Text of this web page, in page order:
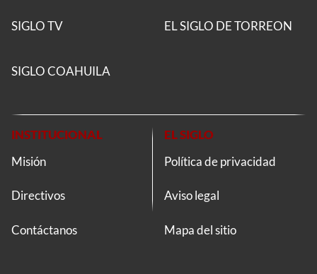
SIGLO TV EL SIGLO DE TORREON
SIGLO COAHUILA
INSTITUCIONAL
Misión
Directivos
Contáctanos
EL SIGLO
Política de privacidad
Aviso legal
Mapa del sitio